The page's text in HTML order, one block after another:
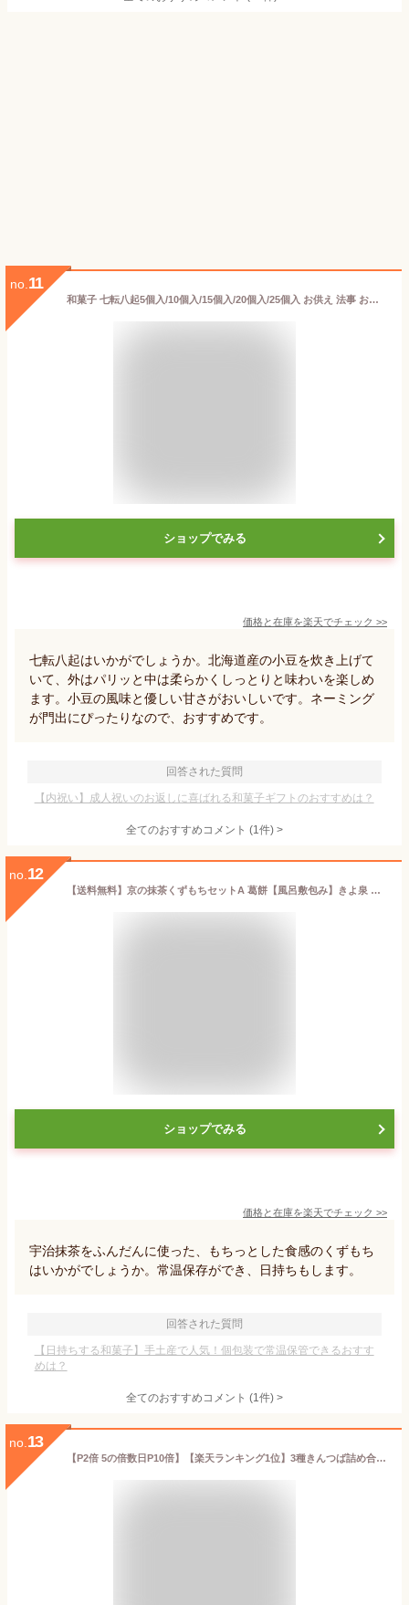
no. 11
和菓子 七転八起5個入/10個入/15個入/20個入/25個入 お供え 法事 お菓子 詰め合わせ ギフトプチギフト お取り寄せ 帰省土産 誕生日 プレゼント お歳暮 お年賀 お祝い 内祝い 即日発送 お見舞い ギフト 贈り物 干菓子 看板商品 純和菓子 小豆 初節句 老舗 高級 大彌
ショップでみる
価格と在庫を楽天でチェック >>
七転八起はいかがでしょうか。北海道産の小豆を炊き上げて
いて、外はパリッと中は柔らかくしっとりと味わいを楽しめ
ます。小豆の風味と優しい甘さがおいしいです。ネーミング
が門出にぴったりなので、おすすめです。
回答された質問
【内祝い】成人祝いのお返しに喜ばれる和菓子ギフトのおすすめは？
全てのおすすめコメント (1件) >
no. 12
【送料無料】京の抹茶くずもちセットA 葛餅【風呂敷包み】きよ泉 巨泉 お茶屋 京都 宇治 田原町 丹波 抹茶 石臼挽き 一番茶 葛切り 葛菓子 水菓子 和菓子 スイーツ デザート ギフト 甘味 贈り物 プレゼント 内祝 贈答 全国 配送 宅配 通販 お取り寄せ
ショップでみる
価格と在庫を楽天でチェック >>
宇治抹茶をふんだんに使った、もちっとした食感のくずもち
はいかがでしょうか。常温保存ができ、日持ちもします。
回答された質問
【日持ちする和菓子】手土産で人気！個包装で常温保管できるおすす
めは？
全てのおすすめコメント (1件) >
no. 13
【P2倍 5の倍数日P10倍】【楽天ランキング1位】3種きんつば詰め合わせ12個入(小豆・栗・抹茶) (個包装) 送料無料 常温 お菓子 和菓子 詰め合わせ セット wagasi 誕生日 贈り物 ギフト 快気祝い のし対応 お供え 日持ち 賞味期限長い 高級小豆 あんこ 老舗